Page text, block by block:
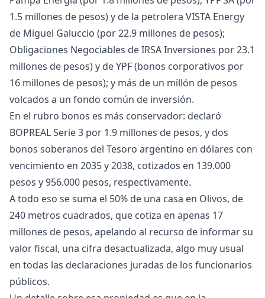
1.5 millones de pesos) y de la petrolera VISTA Energy
de Miguel Galuccio (por 22.9 millones de pesos);
Obligaciones Negociables de IRSA Inversiones por 23.1
millones de pesos) y de YPF (bonos corporativos por
16 millones de pesos); y más de un millón de pesos
volcados a un fondo común de inversión.
En el rubro bonos es más conservador: declaró
BOPREAL Serie 3 por 1.9 millones de pesos, y dos
bonos soberanos del Tesoro argentino en dólares con
vencimiento en 2035 y 2038, cotizados en 139.000
pesos y 956.000 pesos, respectivamente.
A todo eso se suma el 50% de una casa en Olivos, de
240 metros cuadrados, que cotiza en apenas 17
millones de pesos, apelando al recurso de informar su
valor fiscal, una cifra desactualizada, algo muy usual
en todas las declaraciones juradas de los funcionarios
públicos.